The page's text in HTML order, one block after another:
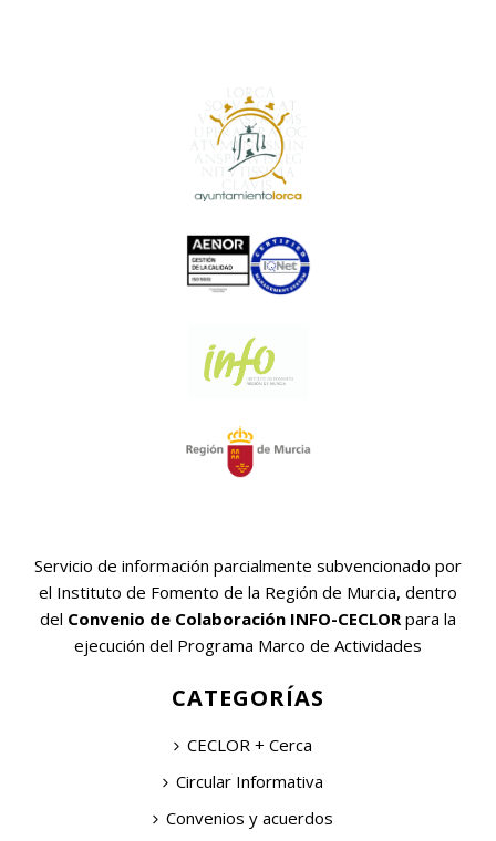
Servicio de información parcialmente subvencionado por
el Instituto de Fomento de la Región de Murcia, dentro
del Convenio de Colaboración INFO-CECLOR para la
ejecución del Programa Marco de Actividades
CATEGORÍAS
CECLOR + Cerca
Circular Informativa
Convenios y acuerdos